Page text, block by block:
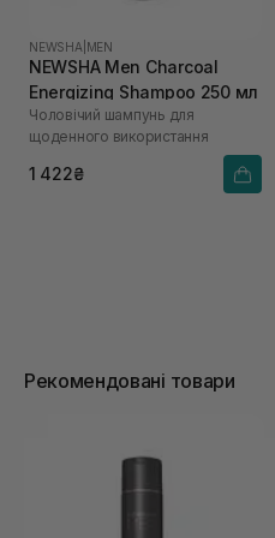
NEWSHA MEN
NEWSHA Men Charcoal
Energizing Shampoo 250 мл
Чоловічий шампунь для
щоденного використання
1 422₴
Рекомендовані товари